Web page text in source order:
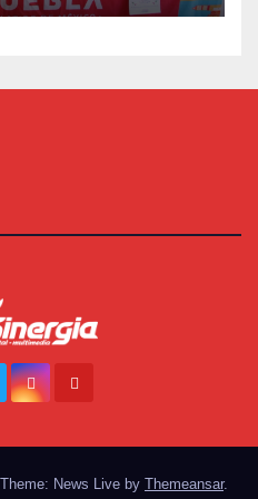
Theme: News Live by Themeansar.